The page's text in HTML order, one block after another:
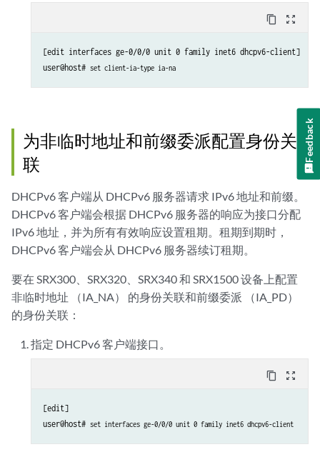
content_copy zoom_out_map
[edit interfaces ge-0/0/0 unit 0 family inet6 dhcpv6-client]
user@host# set client-ia-type ia-na
为非临时地址和前缀委派配置身份关
联
DHCPv6 客户端从 DHCPv6 服务器请求 IPv6 地址和前缀。
DHCPv6 客户端会根据 DHCPv6 服务器的响应为接口分配
IPv6 地址，并为所有有效响应设置租期。租期到期时，
DHCPv6 客户端会从 DHCPv6 服务器续订租期。
要在 SRX300、SRX320、SRX340 和 SRX1500 设备上配置
非临时地址 （IA_NA） 的身份关联和前缀委派 （IA_PD）
的身份关联：
指定 DHCPv6 客户端接口。
content_copy zoom_out_map
[edit]
user@host# set interfaces ge-0/0/0 unit 0 family inet6 dhcpv6-client
Feedback